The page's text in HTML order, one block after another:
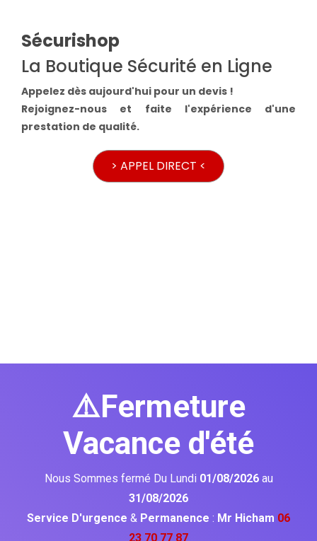
Sécurishop
La Boutique Sécurité en Ligne
Appelez dès aujourd'hui pour un devis !
Rejoignez-nous et faite l'expérience d'une
prestation de qualité.
> APPEL DIRECT <
⚠️Fermeture
Vacance d'été
Nous Sommes fermé Du Lundi 01/08/2026 au
31/08/2026
Service D'urgence & Permanence : Mr Hicham 06
23 70 77 87